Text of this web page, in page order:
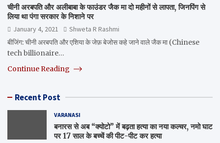
चीनी अरबपति और अलीबाबा के फाउंडर जैक मा दो महीनों से लापता, जिनपिंग से
लिया था पंगा सरकार के निशाने पर
January 4, 2021
Shweta R Rashmi
बीजिंग: चीनी अरबपति और एशिया के जेफ़ बेजोस कहे जाने वाले जैक मा (Chinese
tech billionaire…
Continue Reading
Recent Post
VARANASI
बनारस से अब “क्योटो” में बढ़ता हत्या का नया कल्चर, नमो घाट
पर 17 साल के बच्चें की पीट-पीट कर हत्या